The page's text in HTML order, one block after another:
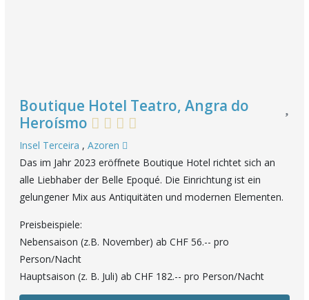
Boutique Hotel Teatro, Angra do
Heroísmo
Insel Terceira , Azoren
Das im Jahr 2023 eröffnete Boutique Hotel richtet sich an
alle Liebhaber der Belle Epoqué. Die Einrichtung ist ein
gelungener Mix aus Antiquitäten und modernen Elementen.
Preisbeispiele:
Nebensaison (z.B. November) ab CHF 56.-- pro
Person/Nacht
Hauptsaison (z. B. Juli) ab CHF 182.-- pro Person/Nacht